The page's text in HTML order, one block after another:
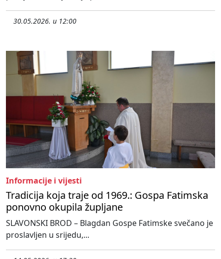
30.05.2026. u 12:00
Informacije i vijesti
Tradicija koja traje od 1969.: Gospa Fatimska
ponovno okupila župljane
SLAVONSKI BROD – Blagdan Gospe Fatimske svečano je
proslavljen u srijedu,...